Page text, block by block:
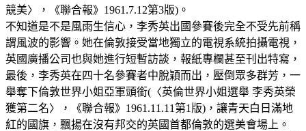
競美〉，《聯合報》1961.7.12第3版)。
不知道是不是風雨生信心，李秀英出國參賽後完全不受先前稱
謂風波的影響。她在倫敦接受當地獨立的電視系統拍攝電視，
英國廣播公司也與她進行短暫訪談，報紙專欄甚至刊出特寫，
最後，李秀英在四十名參賽者中脫穎而出，壓倒眾多群芳，一
舉奪下倫敦世界小姐亞軍頭銜(〈英倫世界小姐選舉 李秀英榮
獲第二名〉，《聯合報》1961.11.11第1版)，讓青天白日滿地
紅的國旗，飄揚在沒有邦交的英國首都倫敦的選美會場上。